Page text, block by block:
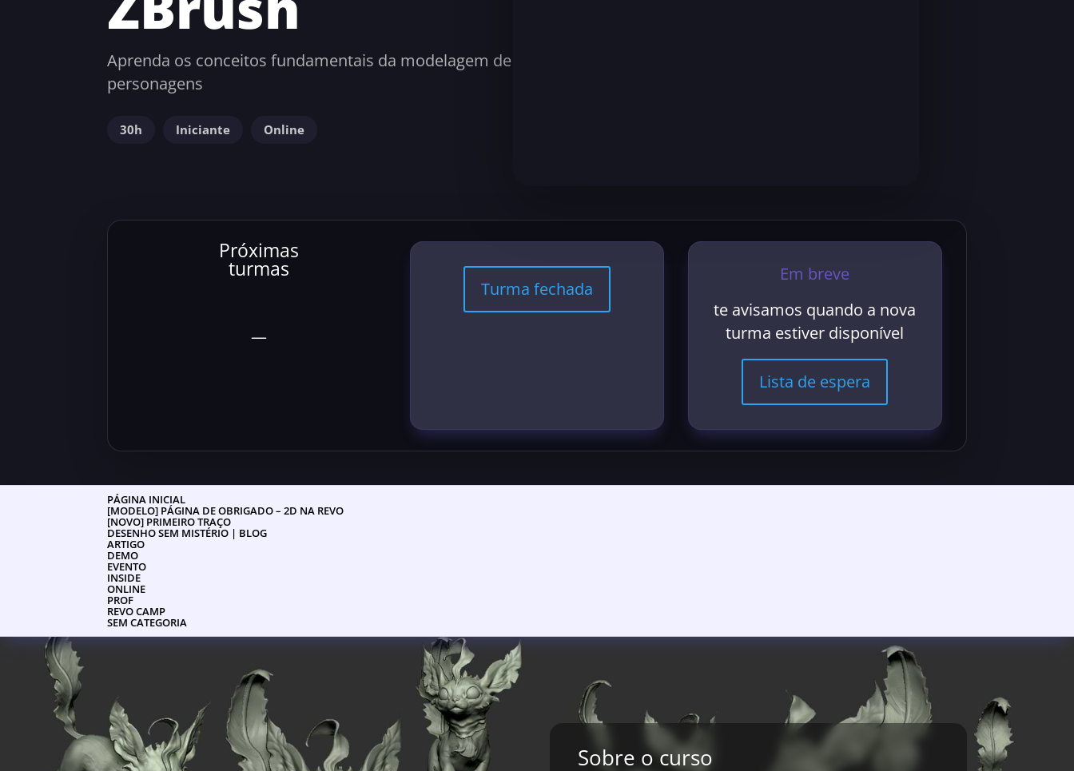
Aprenda os conceitos fundamentais da modelagem de
personagens
30h Iniciante Online
Próximas
turmas
—
Turma fechada
Em breve
te avisamos quando a nova
turma estiver disponível
Lista de espera
PÁGINA INICIAL
[MODELO] PÁGINA DE OBRIGADO – 2D NA REVO
[NOVO] PRIMEIRO TRAÇO
DESENHO SEM MISTÉRIO | BLOG
ARTIGO
DEMO
EVENTO
INSIDE
ONLINE
PROF
REVO CAMP
SEM CATEGORIA
Sobre o curso